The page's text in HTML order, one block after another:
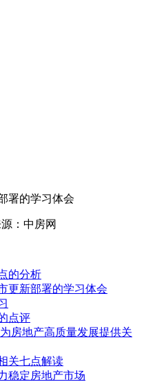
署的学习体会
： 中房网
的分析
更新部署的学习体会
点评
房地产高质量发展提供关
关七点解读
稳定房地产市场